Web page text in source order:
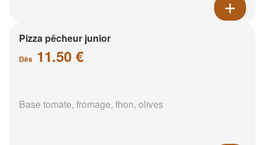
Pizza pêcheur junior
Dès 11.50 €
Base tomate, fromage, thon, olives